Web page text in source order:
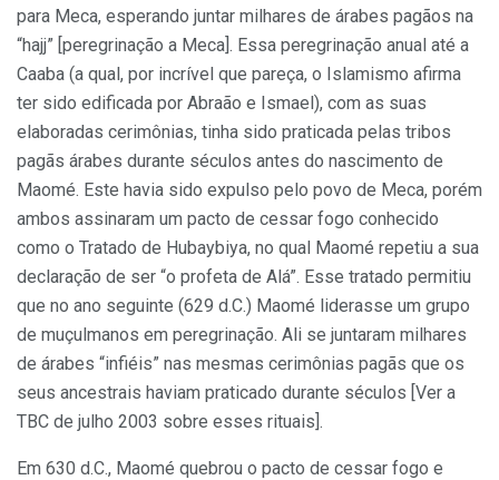
para Meca, esperando juntar milhares de árabes pagãos na
“hajj” [peregrinação a Meca]. Essa peregrinação anual até a
Caaba (a qual, por incrível que pareça, o Islamismo afirma
ter sido edificada por Abraão e Ismael), com as suas
elaboradas cerimônias, tinha sido praticada pelas tribos
pagãs árabes durante séculos antes do nascimento de
Maomé. Este havia sido expulso pelo povo de Meca, porém
ambos assinaram um pacto de cessar fogo conhecido
como o Tratado de Hubaybiya, no qual Maomé repetiu a sua
declaração de ser “o profeta de Alá”. Esse tratado permitiu
que no ano seguinte (629 d.C.) Maomé liderasse um grupo
de muçulmanos em peregrinação. Ali se juntaram milhares
de árabes “infiéis” nas mesmas cerimônias pagãs que os
seus ancestrais haviam praticado durante séculos [Ver a
TBC de julho 2003 sobre esses rituais].
Em 630 d.C., Maomé quebrou o pacto de cessar fogo e